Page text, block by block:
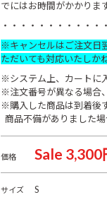
でにはお時間がかかりま
・・・・・・・・・・・
※キャンセルはご注文日
ただいても対応いたしか
※システム上、カートに
※注文番号が異なる場合
※購入した商品は到着後
商品不備がありました
価格 Sale 3,300
サイズ S